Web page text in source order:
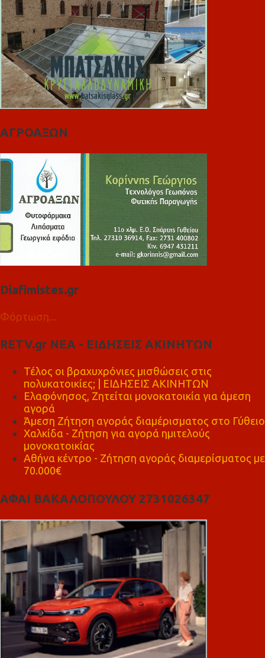
ΑΓΡΟΑΞΩΝ
Diafimistes.gr
Φόρτωση...
RETV.gr ΝΕΑ - ΕΙΔΗΣΕΙΣ ΑΚΙΝΗΤΩΝ
Τέλος οι βραχυχρόνιες μισθώσεις στις
πολυκατοικίες; | ΕΙΔΗΣΕΙΣ ΑΚΙΝΗΤΩΝ
Ελαφόνησος, Ζητείται μονοκατοικία για άμεση
αγορά
Άμεση Ζήτηση αγοράς διαμέρισματος στο Γύθειο
Χαλκίδα - Ζήτηση για αγορά ημιτελούς
μονοκατοικίας
Αθήνα κέντρο - Ζήτηση αγοράς διαμερίσματος με
70.000€
ΑΦΑΙ ΒΑΚΑΛΟΠΟΥΛΟΥ 2731026347